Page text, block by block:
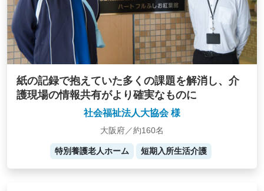
紙の記録で抱えていた多くの課題を解消し、介
護現場の情報共有がより確実なものに
社会福祉法人大協会 様
大阪府／約160名
特別養護老人ホーム 短期入所生活介護